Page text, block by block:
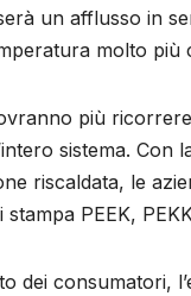
un afflusso in
molto più
più
sistema.
riscaldata, le
PEEK,
dei consumatori,